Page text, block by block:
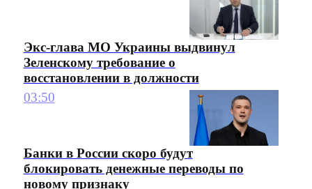
Экс-глава МО Украины выдвинул
Зеленскому требование о
восстановлении в должности
03:50
Банки в России скоро будут
блокировать денежные переводы по
новому признаку